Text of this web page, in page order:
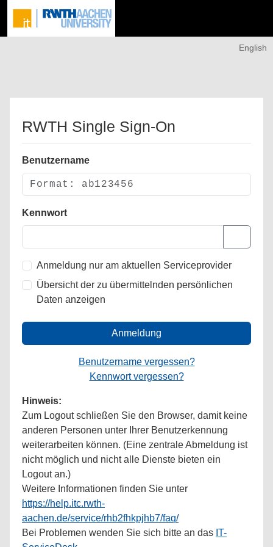
English
RWTH Single Sign-On
Benutzername
Kennwort
Anmeldung nur am aktuellen Serviceprovider
Übersicht der zu übermittelnden persönlichen
Daten anzeigen
Anmeldung
Benutzername vergessen?
Kennwort vergessen?
Hinweis:
Zum Logout schließen Sie den Browser, damit keine
anderen Personen unter Ihrer Benutzerkennung
weiterarbeiten können. (Eine zentrale Abmeldung ist
nicht möglich und nicht alle Dienste bieten ein
Logout an.)
Weitere Informationen finden Sie unter
https://help.itc.rwth-
aachen.de/service/rhb2fhkpjhb7/faq/
Bei Problemen wenden Sie sich bitte an das IT-